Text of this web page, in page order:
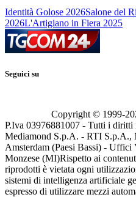
Identità Golose 2026Salone del
2026L'Artigiano in Fiera 2025
Seguici su
Copyright © 1999-
P.Iva 03976881007 - Tutti i diritti
Mediamond S.p.A. - RTI S.p.A.,
Amsterdam (Paesi Bassi) -
Monzese (MI)Rispetto ai
riprodotti è vietata ogni
sistemi di intelligenza artificiale
espresso di utilizzare mezzi